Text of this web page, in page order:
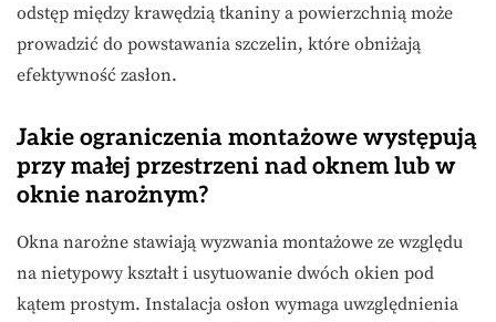
odstęp między krawędzią tkaniny a powierzchnią może
prowadzić do powstawania szczelin, które obniżają
efektywność zasłon.
Jakie ograniczenia montażowe występują
przy małej przestrzeni nad oknem lub w
oknie narożnym?
Okna narożne stawiają wyzwania montażowe ze względu
na nietypowy kształt i usytuowanie dwóch okien pod
kątem prostym. Instalacja osłon wymaga uwzględnienia